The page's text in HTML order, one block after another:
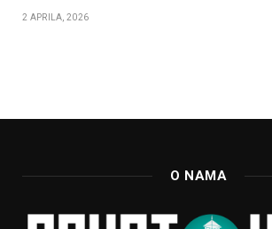
2 APRILA, 2026
O NAMA